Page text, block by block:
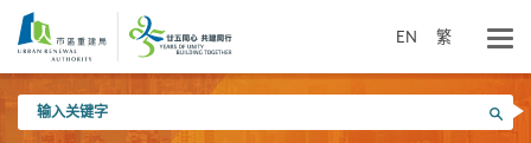
内
EN 繁
入
搜寻